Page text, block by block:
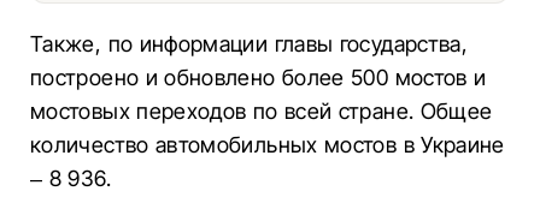
Также, по информации главы государства,
построено и обновлено более 500 мостов и
мостовых переходов по всей стране. Общее
количество автомобильных мостов в Украине
– 8 936.